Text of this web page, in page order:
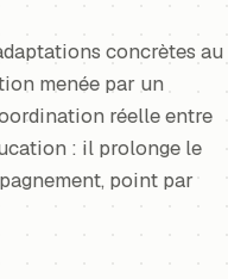
concrètes au
menée par un
réelle entre
: il prolonge le
point par